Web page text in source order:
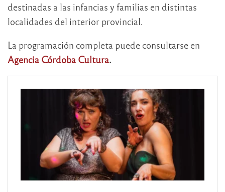
destinadas a las infancias y familias en distintas
localidades del interior provincial.
La programación completa puede consultarse en
Agencia Córdoba Cultura.